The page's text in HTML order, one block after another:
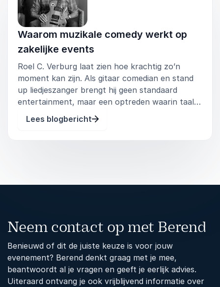
creatieve sessies, communicatietrainingen,
personeelsbijeenkomsten en events waar ruimte
is voor ontspanning, inspiratie en actieve
deelname.
Waarom muzikale comedy werkt op
zakelijke events
Roel C. Verburg laat zien hoe krachtig zo’n
moment kan zijn. Als gitaar comedian en stand
up liedjeszanger brengt hij geen standaard
entertainment, maar een optreden waarin taal,
muziek en scherpe observaties elkaar
versterken. Zijn act Grapjes en Liedjes past
Lees blogbericht
Neem contact op met Berend
Benieuwd of dit de juiste keuze is voor jouw
evenement? Berend denkt graag met je mee,
beantwoordt al je vragen en geeft je eerlijk advies.
Uiteraard ontvang je ook vrijblijvend informatie over